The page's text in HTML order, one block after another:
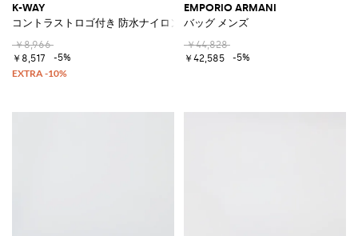
K-WAY
コントラストロゴ付き 防水ナイロン トラベルビューティーケース
￥8,966
￥8,517
-5%
EMPORIO ARMANI
バッグ メンズ
￥44,828
￥42,585
-5%